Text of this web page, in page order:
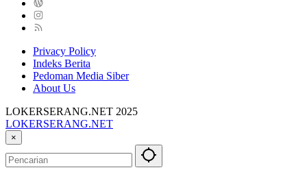
Privacy Policy
Indeks Berita
Pedoman Media Siber
About Us
LOKERSERANG.NET 2025
LOKERSERANG.NET
Info
Lowongan
Kerja
×